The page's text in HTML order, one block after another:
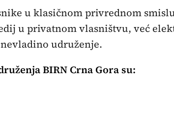
u klasičnom privrednom
u privatnom vlasništvu, već
udruženje.
BIRN Crna Gora su: